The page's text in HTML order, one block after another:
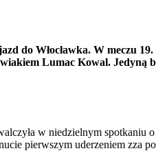
do Włocławka. W meczu
Lumac Kowal. Jedyną
w niedzielnym spotkaniu
pierwszym uderzeniem zza